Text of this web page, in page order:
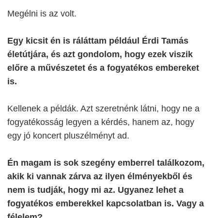
Megélni is az volt.
Egy kicsit én is ráláttam például Érdi Tamás
életútjára, és azt gondolom, hogy ezek viszik
előre a művészetet és a fogyatékos embereket
is.
Kellenek a példák. Azt szeretnénk látni, hogy ne a
fogyatékosság legyen a kérdés, hanem az, hogy
egy jó koncert pluszélményt ad.
Én magam is sok szegény emberrel találkozom,
akik ki vannak zárva az ilyen élményekből és
nem is tudják, hogy mi az. Ugyanez lehet a
fogyatékos emberekkel kapcsolatban is. Vagy a